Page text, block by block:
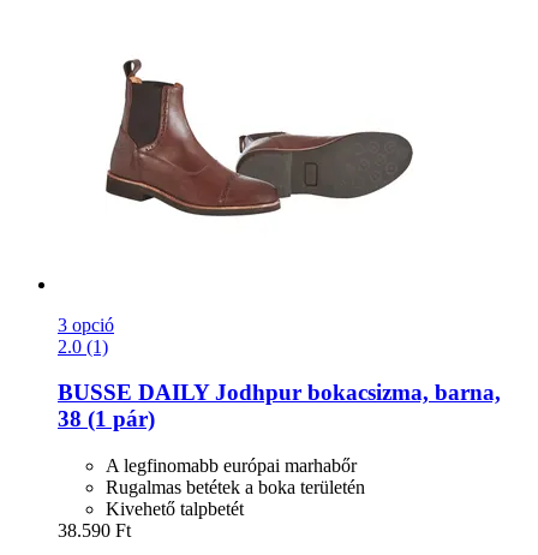
3 opció
2.0 (1)
BUSSE DAILY Jodhpur bokacsizma, barna,
38 (1 pár)
A legfinomabb európai marhabőr
Rugalmas betétek a boka területén
Kivehető talpbetét
38.590 Ft